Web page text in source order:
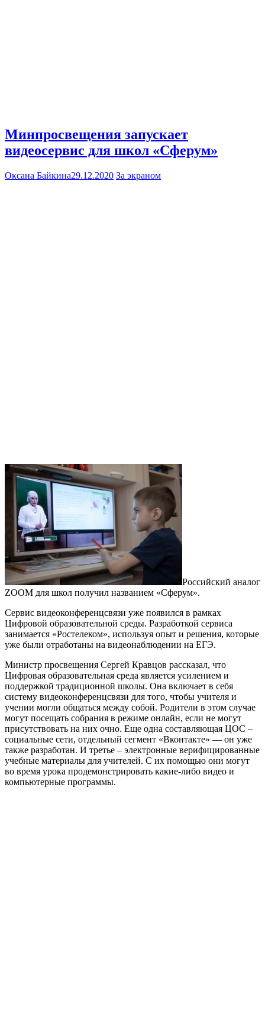
Минпросвещения запускает
видеосервис для школ «Сферум»
Оксана Байкина29.12.2020 За экраном
Российский аналог
ZOOM для школ получил названием «Сферум».
Сервис видеоконференцсвязи уже появился в рамках
Цифровой образовательной среды. Разработкой сервиса
занимается «Ростелеком», используя опыт и решения, которые
уже были отработаны на видеонаблюдении на ЕГЭ.
Министр просвещения Сергей Кравцов рассказал, что
Цифровая образовательная среда является усилением и
поддержкой традиционной школы. Она включает в себя
систему видеоконференцсвязи для того, чтобы учителя и
учении могли общаться между собой. Родители в этом случае
могут посещать собрания в режиме онлайн, если не могут
присутствовать на них очно. Еще одна составляющая ЦОС –
социальные сети, отдельный сегмент «Вконтакте» — он уже
также разработан. И третье – электронные верифицированные
учебные материалы для учителей. С их помощью они могут
во время урока продемонстрировать какие-либо видео и
компьютерные программы.